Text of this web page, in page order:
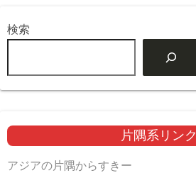
検索
片隅系リンク
アジアの片隅からすきー